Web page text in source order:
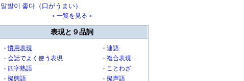
말발이 좋다（口がうまい）
＜一覧を見る＞
表現と９品詞
慣用表現
連語
会話でよく使う表現
複合表現
四字熟語
ことわざ
擬態語
擬声語